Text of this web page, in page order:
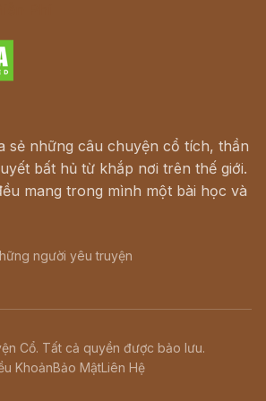
sẻ những câu chuyện cổ tích, thần
bất hủ từ khắp nơi trên thế giới.
mang trong mình một bài học và
người yêu truyện
Cổ. Tất cả quyền được bảo lưu.
KhoảnBảo MậtLiên Hệ